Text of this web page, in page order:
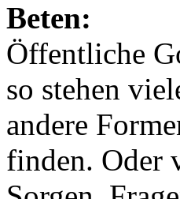
Beten:
Öffentliche
so stehen
andere
finden. Oder